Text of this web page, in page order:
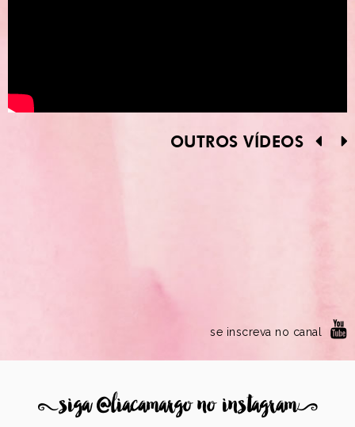
OUTROS VÍDEOS
se inscreva no canal
8siga @liacamargo no instagram9